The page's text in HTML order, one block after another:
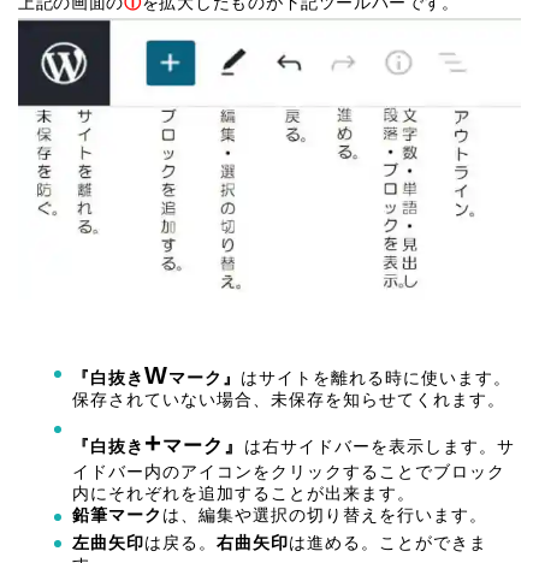
『白抜き Wマーク』 はサイトを離れる時に使います。
保存されていない場合、未保存を知らせてくれます。
『白抜き +マーク』
は右サイドバーを表示します。サ
イドバー内のアイコンをクリックすることでブロック
内にそれぞれを追加することが出来ます。
鉛筆マーク は、編集や選択の切り替えを行います。
左曲矢印は戻る。 右曲矢印は進める。ことができま